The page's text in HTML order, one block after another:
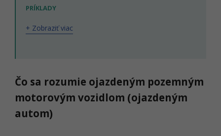
PRÍKLADY
+ Zobraziť viac
Čo sa rozumie ojazdeným pozemným
motorovým vozidlom (ojazdeným
autom)